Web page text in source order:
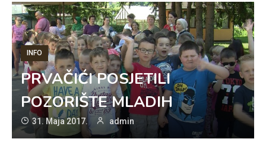
INFO
PRVAČIĆI POSJETILI
POZORIŠTE MLADIH
31. Maja 2017. admin